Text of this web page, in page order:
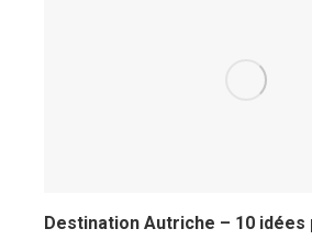
Destination Autriche – 10 idées